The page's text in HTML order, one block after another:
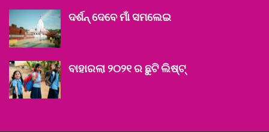
ଦର୍ଶନ୍ ଦେବେ ମାଁ ସମଲେଇ
ବାହାରଲା ୨୦୨୧ ର ଛୁଟି ଲିଷ୍ଟ୍‌